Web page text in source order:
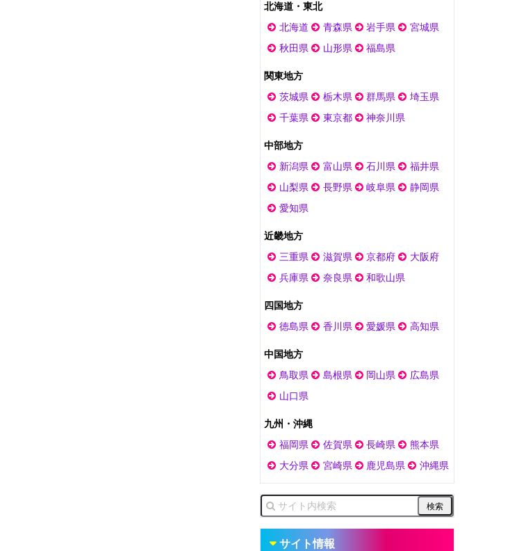
北海道・東北
北海道
青森県 岩手県
宮城県
秋田県
山形県 福島県
関東地方
茨城県
栃木県 群馬県
埼玉県
千葉県
東京都 神奈川県
中部地方
新潟県
富山県 石川県
福井県
山梨県
長野県 岐阜県
静岡県
愛知県
近畿地方
三重県
滋賀県 京都府
大阪府
兵庫県
奈良県 和歌山県
四国地方
徳島県
香川県 愛媛県 高知県
中国地方
鳥取県
島根県 岡山県
広島県
山口県
九州・沖縄
福岡県
佐賀県 長崎県
熊本県
大分県
宮崎県 鹿児島県 沖縄県
サイト情報